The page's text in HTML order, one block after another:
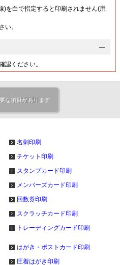
)を白で指定すると印刷されません(用
い。
認ください。
ートに追加
な項目があります
名刺印刷
チケット印刷
スタンプカード印刷
メンバーズカード印刷
回数券印刷
スクラッチカード印刷
トレーディングカード印刷
はがき・ポストカード印刷
圧着はがき印刷